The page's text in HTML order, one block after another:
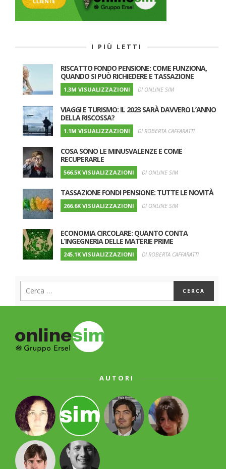
I PIÙ LETTI
RISCATTO FONDO PENSIONE: COME FUNZIONA,
QUANDO SI PUÒ RICHIEDERE E TASSAZIONE
1.3M VISUALIZZAZIONI DI ONLINE SIM
VIAGGI E TURISMO: IL 2023 SARÀ DAVVERO L’ANNO
DELLA RISCOSSA?
1.1M VISUALIZZAZIONI DI ROBERTA CAFFARATTI
COSA SONO LE MINUSVALENZE E COME
RECUPERARLE
566.5K VISUALIZZAZIONI DI ONLINE SIM
TASSAZIONE FONDI PENSIONE: TUTTE LE NOVITÀ
266.6K VISUALIZZAZIONI DI ONLINE SIM
ECONOMIA CIRCOLARE: QUANTO CONTA
L’INGEGNERIA DELLE MATERIE PRIME
245.1K VISUALIZZAZIONI DI ROBERTA CAFFARATTI
AUTORI